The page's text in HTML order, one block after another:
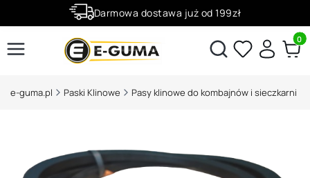
Darmowa dostawa już od 199zł
Rabaty -50% na wybrane produktyOtwórz wyszukiwarkę
e-guma.pl Paski Klinowe Pasy klinowe do kombajnów i sieczkarni